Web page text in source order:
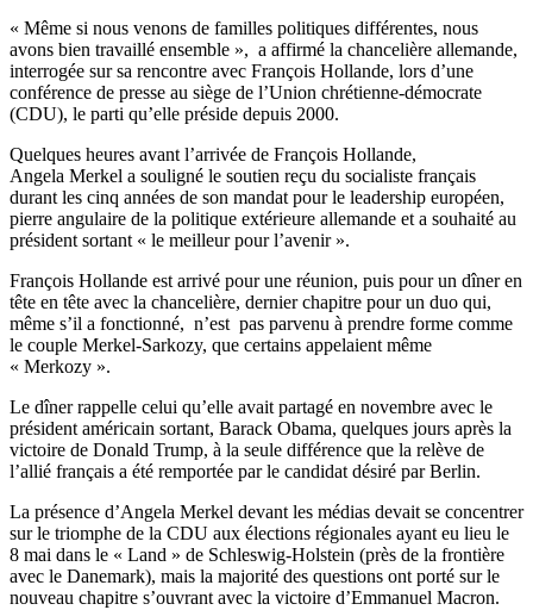
« Même si nous venons de familles politiques différentes, nous
avons bien travaillé ensemble », a affirmé la chancelière allemande,
interrogée sur sa rencontre avec François Hollande, lors d’une
conférence de presse au siège de l’Union chrétienne-démocrate
(CDU), le parti qu’elle préside depuis 2000.
Quelques heures avant l’arrivée de François Hollande,
Angela Merkel a souligné le soutien reçu du socialiste français
durant les cinq années de son mandat pour le leadership européen,
pierre angulaire de la politique extérieure allemande et a souhaité au
président sortant « le meilleur pour l’avenir ».
François Hollande est arrivé pour une réunion, puis pour un dîner en
tête en tête avec la chancelière, dernier chapitre pour un duo qui,
même s’il a fonctionné, n’est pas parvenu à prendre forme comme
le couple Merkel-Sarkozy, que certains appelaient même
« Merkozy ».
Le dîner rappelle celui qu’elle avait partagé en novembre avec le
président américain sortant, Barack Obama, quelques jours après la
victoire de Donald Trump, à la seule différence que la relève de
l’allié français a été remportée par le candidat désiré par Berlin.
La présence d’Angela Merkel devant les médias devait se concentrer
sur le triomphe de la CDU aux élections régionales ayant eu lieu le
8 mai dans le « Land » de Schleswig-Holstein (près de la frontière
avec le Danemark), mais la majorité des questions ont porté sur le
nouveau chapitre s’ouvrant avec la victoire d’Emmanuel Macron.